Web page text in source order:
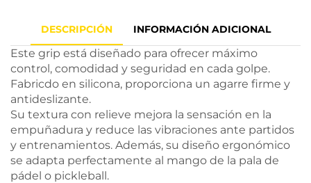
DESCRIPCIÓN INFORMACIÓN ADICIONAL
Este grip está diseñado para ofrecer máximo
control, comodidad y seguridad en cada golpe.
Fabricdo en silicona, proporciona un agarre firme y
antideslizante.
Su textura con relieve mejora la sensación en la
empuñadura y reduce las vibraciones ante partidos
y entrenamientos. Además, su diseño ergonómico
se adapta perfectamente al mango de la pala de
pádel o pickleball.